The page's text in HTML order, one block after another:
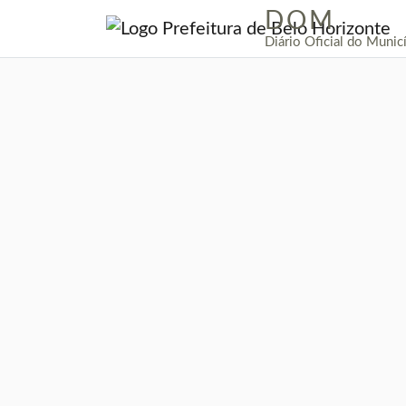
| DOM
Diário Oficial do